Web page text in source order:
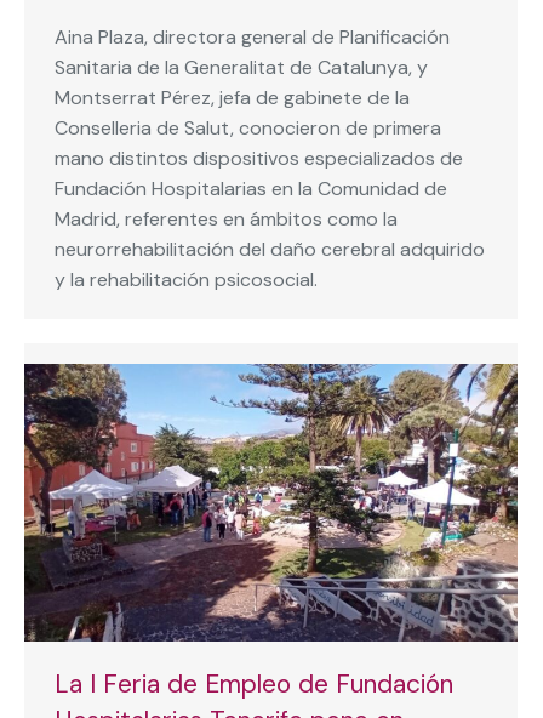
Aina Plaza, directora general de Planificación
Sanitaria de la Generalitat de Catalunya, y
Montserrat Pérez, jefa de gabinete de la
Conselleria de Salut, conocieron de primera
mano distintos dispositivos especializados de
Fundación Hospitalarias en la Comunidad de
Madrid, referentes en ámbitos como la
neurorrehabilitación del daño cerebral adquirido
y la rehabilitación psicosocial.
La I Feria de Empleo de Fundación